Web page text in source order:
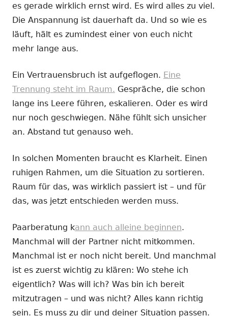
es gerade wirklich ernst wird. Es wird alles zu viel.
Die Anspannung ist dauerhaft da. Und so wie es
läuft, hält es zumindest einer von euch nicht
mehr lange aus.
Ein Vertrauensbruch ist aufgeflogen. Eine
Trennung steht im Raum. Gespräche, die schon
lange ins Leere führen, eskalieren. Oder es wird
nur noch geschwiegen. Nähe fühlt sich unsicher
an. Abstand tut genauso weh.
In solchen Momenten braucht es Klarheit. Einen
ruhigen Rahmen, um die Situation zu sortieren.
Raum für das, was wirklich passiert ist – und für
das, was jetzt entschieden werden muss.
Paarberatung kann auch alleine beginnen.
Manchmal will der Partner nicht mitkommen.
Manchmal ist er noch nicht bereit. Und manchmal
ist es zuerst wichtig zu klären: Wo stehe ich
eigentlich? Was will ich? Was bin ich bereit
mitzutragen – und was nicht? Alles kann richtig
sein. Es muss zu dir und deiner Situation passen.